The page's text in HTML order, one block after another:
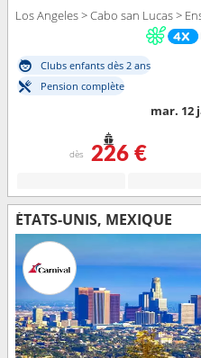
Los Angeles > Cabo san Lucas >
Clubs enfants dès 2 ans
Pension complète
mar. 12
dès 226 €
ÉTATS-UNIS, MEXIQUE